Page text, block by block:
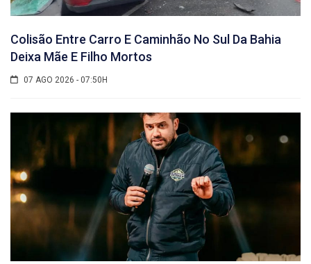
Colisão Entre Carro E Caminhão No Sul Da Bahia
Deixa Mãe E Filho Mortos
07 AGO 2026 - 07:50H